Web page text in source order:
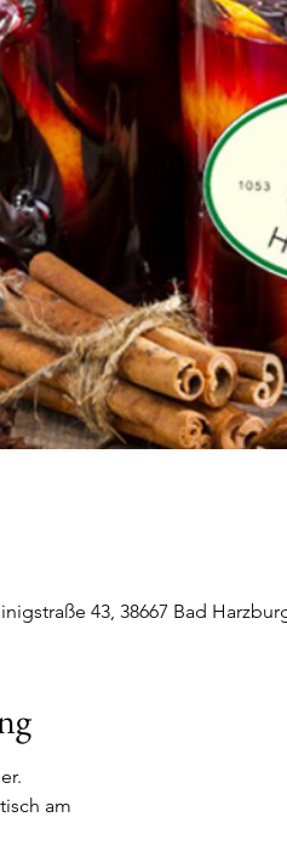
43, 38667 Bad
am